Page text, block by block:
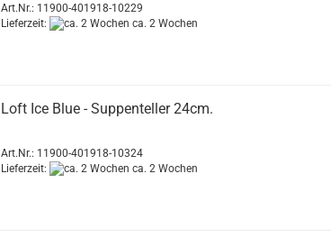
Art.Nr.: 11900-401918-10229
Lieferzeit:
ca. 2 Wochen
Loft Ice Blue - Suppenteller 24cm.
Art.Nr.: 11900-401918-10324
Lieferzeit:
ca. 2 Wochen